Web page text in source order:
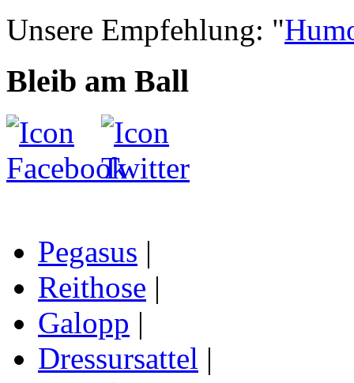
Unsere Empfehlung: "
Bleib am Ball
Pegasus |
Reithose |
Galopp |
Dressursattel |